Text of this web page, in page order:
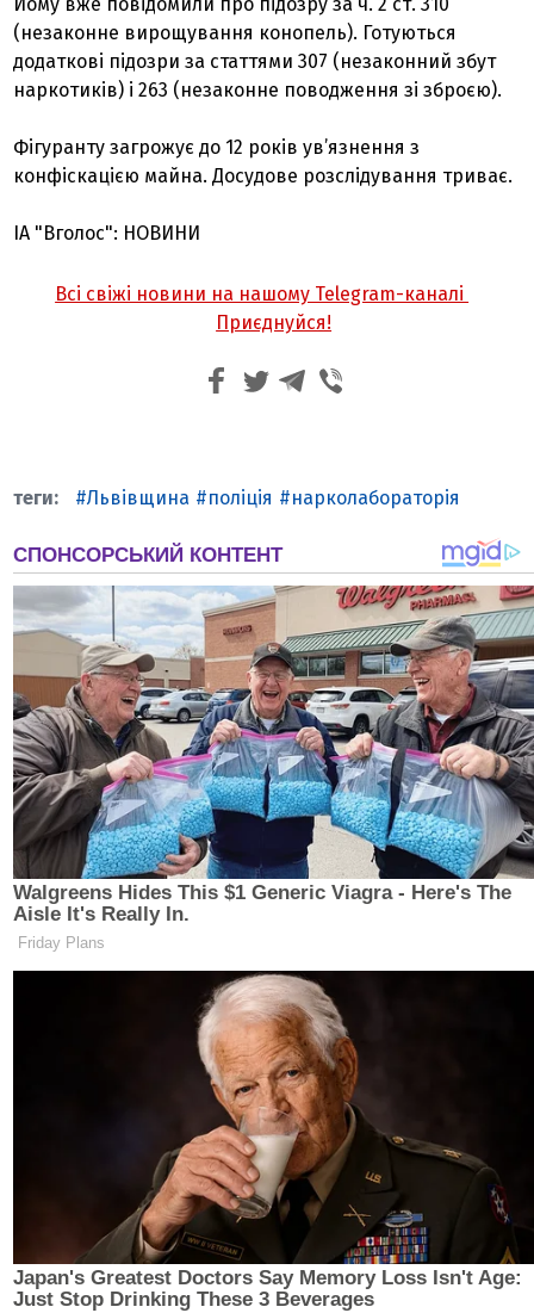
(незаконне вирощування конопель). Готуються
додаткові підозри за статтями 307 (незаконний збут
наркотиків) і 263 (незаконне поводження зі зброєю).
Фігуранту загрожує до 12 років ув’язнення з
конфіскацією майна. Досудове розслідування триває.
ІА "Вголос": НОВИНИ
Всі свіжі новини на нашому Telegram-каналі
Приєднуйся!
Львівщина поліція нарколабораторія